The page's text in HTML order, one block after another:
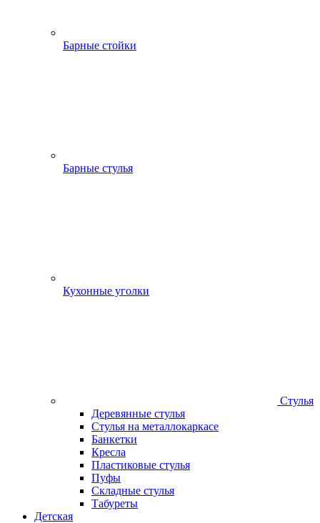
Барные стойки
Барные стулья
Кухонные уголки
Стулья
Деревянные стулья
Стулья на металлокаркасе
Банкетки
Кресла
Пластиковые стулья
Пуфы
Складные стулья
Табуреты
Детская